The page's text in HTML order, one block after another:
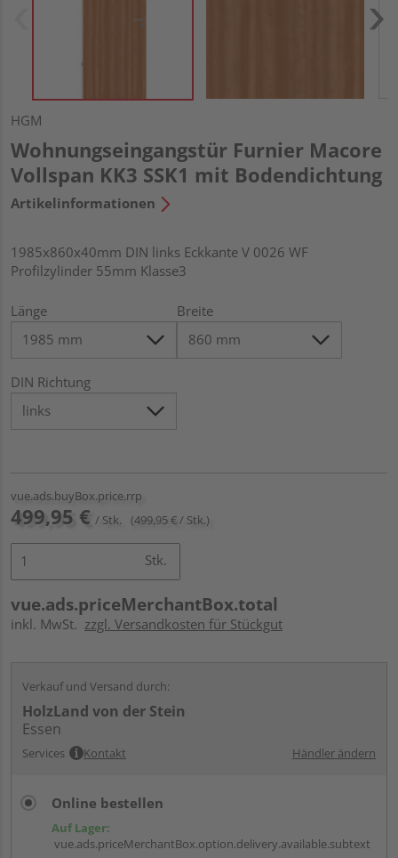
HGM
Wohnungseingangstür Furnier Macore
Vollspan KK3 SSK1 mit Bodendichtung
Artikelinformationen
1985x860x40mm DIN links Eckkante V 0026 WF
Profilzylinder 55mm Klasse3
Länge Breite
DIN Richtung
vue.ads.buyBox.price.rrp
499,95 € / Stk. (499,95 € / Stk.)
Stk.
vue.ads.priceMerchantBox.total
inkl. MwSt. zzgl. Versandkosten für Stückgut
Verkauf und Versand durch:
HolzLand von der Stein
Essen
Services Kontakt Händler ändern
Online bestellen
Auf Lager:
vue.ads.priceMerchantBox.option.delivery.available.subtext